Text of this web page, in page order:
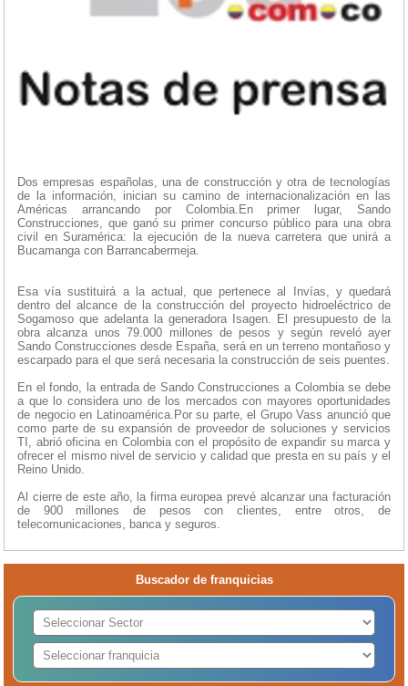
Dos empresas españolas, una de construcción y otra de tecnologías
de la información, inician su camino de internacionalización en las
Américas arrancando por Colombia.En primer lugar, Sando
Construcciones, que ganó su primer concurso público para una obra
civil en Suramérica: la ejecución de la nueva carretera que unirá a
Bucamanga con Barrancabermeja.
Esa vía sustituirá a la actual, que pertenece al Invías, y quedará
dentro del alcance de la construcción del proyecto hidroeléctrico de
Sogamoso que adelanta la generadora Isagen. El presupuesto de la
obra alcanza unos 79.000 millones de pesos y según reveló ayer
Sando Construcciones desde España, será en un terreno montañoso y
escarpado para el que será necesaria la construcción de seis puentes.
En el fondo, la entrada de Sando Construcciones a Colombia se debe
a que lo considera uno de los mercados con mayores oportunidades
de negocio en Latinoamérica.Por su parte, el Grupo Vass anunció que
como parte de su expansión de proveedor de soluciones y servicios
TI, abrió oficina en Colombia con el propósito de expandir su marca y
ofrecer el mismo nivel de servicio y calidad que presta en su país y el
Reino Unido.
Al cierre de este año, la firma europea prevé alcanzar una facturación
de 900 millones de pesos con clientes, entre otros, de
telecomunicaciones, banca y seguros.
Buscador de franquicias